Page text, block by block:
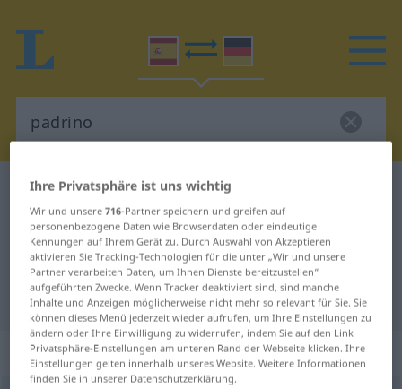
Spanisch-Deutsch Wörterbuch
Spanisch-Deutsch Übersetzung für
"padrino"
"padrino" Deutsch Übersetzung
„padrino“: masculino
Ihre Privatsphäre ist uns wichtig
Wir und unsere716-Partner speichern und greifen auf
personenbezogene Daten wie Browserdaten oder eindeutige
Kennungen auf Ihrem Gerät zu. Durch Auswahl von Akzeptieren
aktivieren Sie Tracking-Technologien für die unter „Wir und unsere
Partner verarbeiten Daten, um Ihnen Dienste bereitzustellen“
aufgeführten Zwecke. Wenn Tracker deaktiviert sind, sind manche
Inhalte und Anzeigen möglicherweise nicht mehr so relevant für Sie. Sie
können dieses Menü jederzeit wieder aufrufen, um Ihre Einstellungen zu
ändern oder Ihre Einwilligung zu widerrufen, indem Sie auf den Link
Privatsphäre-Einstellungen am unteren Rand der Webseite klicken. Ihre
Einstellungen gelten innerhalb unseres Website. Weitere Informationen
finden Sie in unserer Datenschutzerklärung.